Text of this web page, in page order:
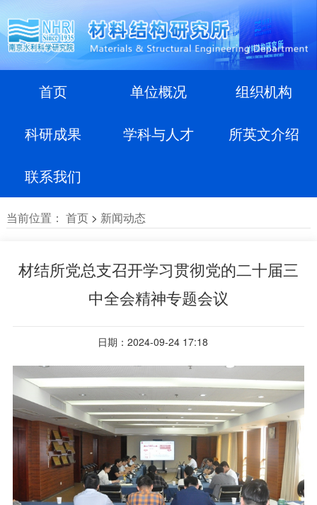
首页 单位概况 组织机构
科研成果 学科与人才 所英文介绍
联系我们
当前位置： 首页> 新闻动态
材结所党总支召开学习贯彻党的二十届三
中全会精神专题会议
日期：2024-09-24 17:18